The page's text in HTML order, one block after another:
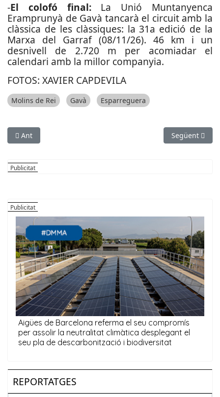
-El colofó final:La Unió Muntanyenca
Eramprunyà de Gavà tancarà el circuit amb la
clàssica de les clàssiques: la 31a edició de la
Marxa del Garraf (08/11/26). 46 km i un
desnivell de 2.720 m per acomiadar el
calendari amb la millor companyia.
FOTOS: XAVIER CAPDEVILA
Molins de Rei Gavà Esparreguera
Article anterior: Novè títol català consecutiu per a Laura
Ant Article
Següent
REPORTATGES